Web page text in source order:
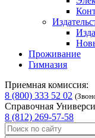
Проживание
Гимназия
Приемная комиссия:
8 (800) 333 52 02
Справочная
8 (812) 269-57-58